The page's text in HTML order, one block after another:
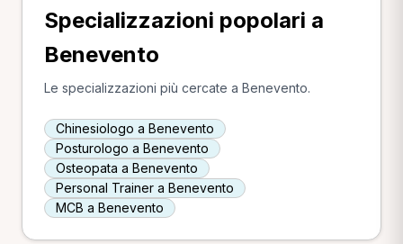
Specializzazioni popolari a
Benevento
Le specializzazioni più cercate a Benevento.
Chinesiologo a Benevento
Posturologo a Benevento
Osteopata a Benevento
Personal Trainer a Benevento
MCB a Benevento